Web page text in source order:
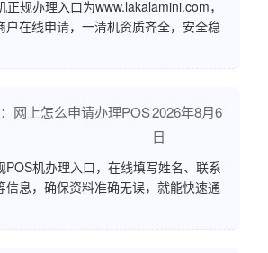
正规办理入口为www.lakalamini.com，
户在线申请，一清机资质齐全，安全稳
网上怎么申请办理POS2026年8月6
日
POS机办理入口，在线填写姓名、联系
信息，确保资料准确无误，就能快速通